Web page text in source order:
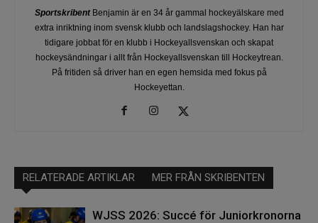
SportskribentBenjamin är en 34 år gammal hockeyälskare med
extra inriktning inom svensk klubb och landslagshockey. Han har
tidigare jobbat för en klubb i Hockeyallsvenskan och skapat
hockeysändningar i allt från Hockeyallsvenskan till Hockeytrean.
På fritiden så driver han en egen hemsida med fokus på
Hockeyettan.
RELATERADE ARTIKLAR MER FRÅN SKRIBENTEN
WJSS 2026: Succé för Juniorkronorna